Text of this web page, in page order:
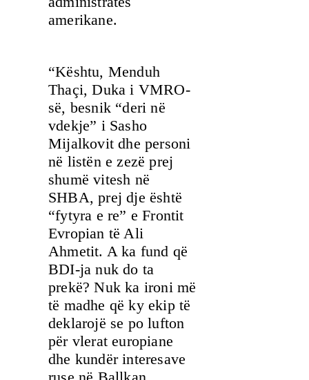
amerikane.
“Kështu, Menduh
Thaçi, Duka i VMRO-
së, besnik “deri në
vdekje” i Sasho
Mijalkovit dhe personi
në listën e zezë prej
shumë vitesh në
SHBA, prej dje është
“fytyra e re” e Frontit
Evropian të Ali
Ahmetit. A ka fund që
BDI-ja nuk do ta
prekë? Nuk ka ironi më
të madhe që ky ekip të
deklarojë se po lufton
për vlerat europiane
dhe kundër interesave